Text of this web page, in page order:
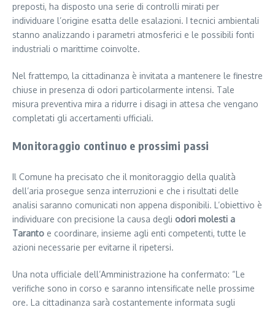
preposti, ha disposto una serie di controlli mirati per
individuare l’origine esatta delle esalazioni. I tecnici ambientali
stanno analizzando i parametri atmosferici e le possibili fonti
industriali o marittime coinvolte.
Nel frattempo, la cittadinanza è invitata a mantenere le finestre
chiuse in presenza di odori particolarmente intensi. Tale
misura preventiva mira a ridurre i disagi in attesa che vengano
completati gli accertamenti ufficiali.
Monitoraggio continuo e prossimi passi
Il Comune ha precisato che il monitoraggio della qualità
dell’aria prosegue senza interruzioni e che i risultati delle
analisi saranno comunicati non appena disponibili. L’obiettivo è
individuare con precisione la causa degli odori molesti a
Taranto e coordinare, insieme agli enti competenti, tutte le
azioni necessarie per evitarne il ripetersi.
Una nota ufficiale dell’Amministrazione ha confermato: “Le
verifiche sono in corso e saranno intensificate nelle prossime
ore. La cittadinanza sarà costantemente informata sugli